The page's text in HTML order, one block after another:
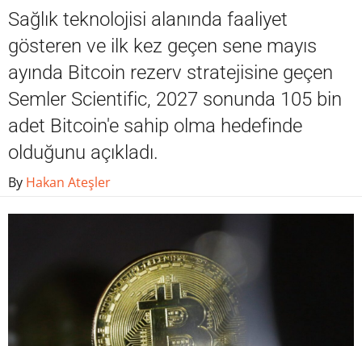
Soru Sor
Contact / İletişim
Sağlık teknolojisi alanında faaliyet
gösteren ve ilk kez geçen sene mayıs
ayında Bitcoin rezerv stratejisine geçen
Semler Scientific, 2027 sonunda 105 bin
adet Bitcoin'e sahip olma hedefinde
olduğunu açıkladı.
By Hakan Ateşler